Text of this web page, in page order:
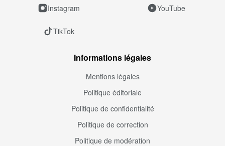
Instagram YouTube
TikTok
Informations légales
Mentions légales
Politique éditoriale
Politique de confidentialité
Politique de correction
Politique de modération